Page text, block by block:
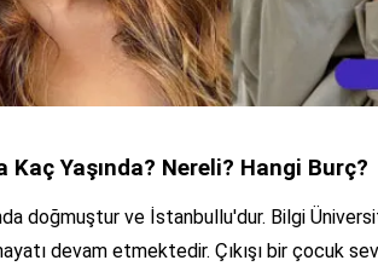
Kaç Yaşında? Nereli? Hangi Burç?
doğmuştur ve İstanbullu'dur. Bilgi
devam etmektedir. Çıkışı bir çocuk